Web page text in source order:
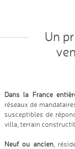
Un
Dans la France
réseaux de
susceptibles de
villa, terrain
Neuf ou ancien,